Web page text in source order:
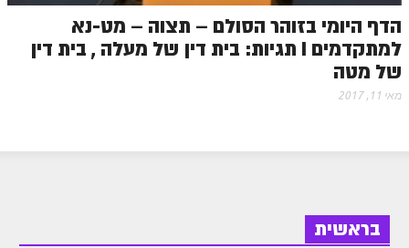
הדף היומי בזוהר הסולם – תצוה – מט-נא
למתקדמים I תגיות: בית דין של מעלה , בית דין
של מטה
מאי 11, 2017
בראשית